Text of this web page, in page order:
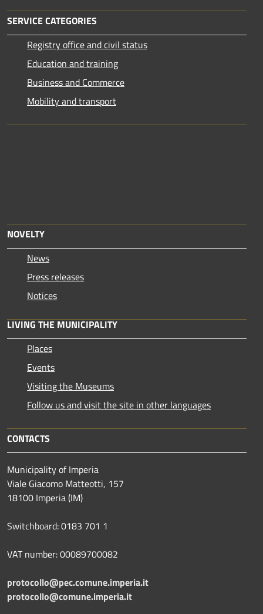
SERVICE CATEGORIES
Registry office and civil status
Education and training
Business and Commerce
Mobility and transport
NOVELTY
News
Press releases
Notices
LIVING THE MUNICIPALITY
Places
Events
Visiting the Museums
Follow us and visit the site in other languages
CONTACTS
Municipality of Imperia
Viale Giacomo Matteotti, 157
18100 Imperia (IM)
Switchboard: 0183 701 1
VAT number: 00089700082
protocollo@pec.comune.imperia.it
protocollo@comune.imperia.it